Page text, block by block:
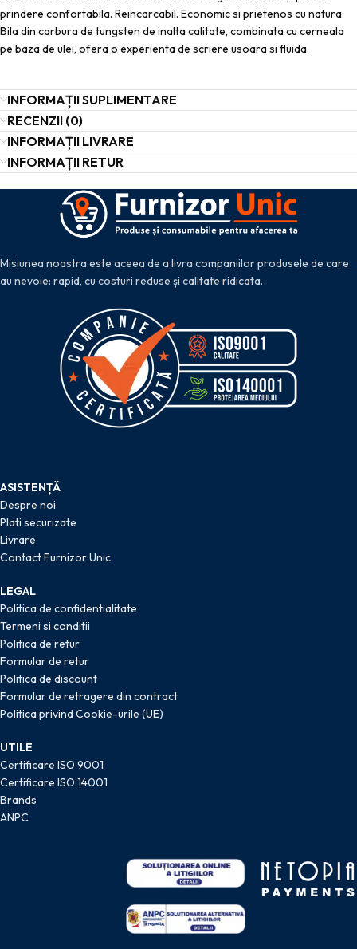
prindere confortabila. Reincarcabil. Economic si prietenos cu natura.
Bila din carbura de tungsten de inalta calitate, combinata cu cerneala
pe baza de ulei, ofera o experienta de scriere usoara si fluida.
INFORMAȚII SUPLIMENTARE
RECENZII (0)
INFORMAȚII LIVRARE
INFORMAȚII RETUR
Misiunea noastra este aceea de a livra companiilor produsele de care
au nevoie: rapid, cu costuri reduse și calitate ridicata.
ASISTENȚĂ
Despre noi
Plati securizate
Livrare
Contact Furnizor Unic
LEGAL
Politica de confidentialitate
Termeni si conditii
Politica de retur
Formular de retur
Politica de discount
Formular de retragere din contract
Politica privind Cookie-urile (UE)
UTILE
Certificare ISO 9001
Certificare ISO 14001
Brands
ANPC